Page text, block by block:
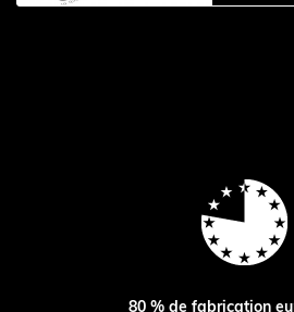
80 % de fabrication